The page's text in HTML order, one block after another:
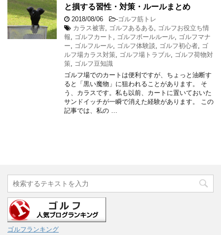
と損する習性・対策・ルールまとめ
2018/08/06 -ゴルフ筋トレ
カラス被害
ゴルフあるある
ゴルフお役立ち情
報
ゴルフカート ゴルフボールルール
ゴルフマナ
ー
ゴルフルール ゴルフ体験談 ゴルフ初心者
ゴ
ルフ場カラス対策
ゴルフ場トラブル
ゴルフ荷物対
策
ゴルフ豆知識
ゴルフ場でのカートは便利ですが、ちょっと油断す
ると「黒い魔物」に狙われることがあります。 そ
う、カラスです。私も以前、カートに置いておいた
サンドイッチが一瞬で消えた経験があります。 この
記事では、私の …
ゴルフランキング